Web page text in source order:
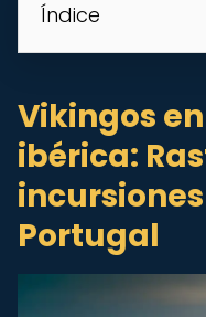
Índice
Vikingos
ibérica:
Portugal